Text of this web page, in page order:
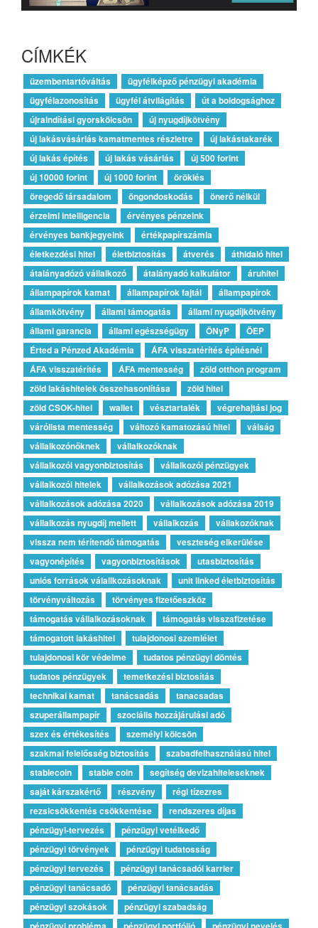
CÍMKÉK
üzembentartóváltás
ügyfélképző pénzügyi akadémia
ügyfélazonosítás
ügyfél átvilágítás
út a boldogsághoz
újraindítási gyorskölcsön
új nyugdíjkötvény
új lakásvásárlás kamatmentes részletre
új lakástakarék
új lakás építés
új lakás vásárlás
új 500 forint
új 10000 forint
új 1000 forint
öröklés
öregedő társadalom
öngondoskodás
önerő nélkül
érzelmi intelligencia
érvényes pénzeink
érvényes bankjegyeink
értékpapírszámla
életkezdési hitel
életbiztosítás átverés
áthidaló hitel
átalányadózó vállalkozó
átalányadó kalkulátor
áruhitel
állampapírok kamat
állampapírok fajtái
állampapírok
államkötvény
állami támogatás
állami nyugdíjkötvény
állami garancia
állami egészségügy ÖNyP
ÖEP
Érted a Pénzed Akadémia
ÁFA visszatérítés építésnél
ÁFA visszatérítés
ÁFA mentesség
zöld otthon program
zöld lakáshitelek összehasonlítása
zöld hitel
zöld CSOK-hitel
wallet vésztartalék
végrehajtási jog
várólista mentesség
változó kamatozású hitel
válság
vállalkozónőknek
vállalkozóknak
vállalkozói vagyonbiztosítás
vállalkozói pénzügyek
vállalkozói hitelek
vállalkozások adózása 2021
vállalkozások adózása 2020
vállalkozások adózása 2019
vállalkozás nyugdíj mellett
vállalkozás
vállakozóknak
vissza nem térítendő támogatás
veszteség elkerülése
vagyonépítés
vagyonbiztosítások
utasbiztosítás
uniós források válallkozásoknak
unit linked életbiztosítás
törvényváltozás
törvényes fizetőeszköz
támogatás vállalkozásoknak
támogatás visszafizetése
támogatott lakáshitel
tulajdonosi szemlélet
tulajdonosi kör védelme
tudatos pénzügyi döntés
tudatos pénzügyek
temetkezési biztosítás
technikai kamat
tanácsadás
tanacsadas
szuperállampapír
szociális hozzájárulási adó
szex és értékesítés
személyi kölcsön
szakmai felelősség biztosítás
szabadfelhasználású hitel
stablecoin
stable coin
segítség devizahiteleseknek
saját kárszakértő
részvény
régi tízezres
rezsicsökkentés csökkentése
rendszeres díjas
pénzügyi-tervezés
pénzügyi vetélkedő
pénzügyi törvények
pénzügyi tudatosság
pénzügyi tervezés
pénzügyi tanácsadói karrier
pénzügyi tanácsadó
pénzügyi tanácsadás
pénzügyi szokások
pénzügyi szabadság